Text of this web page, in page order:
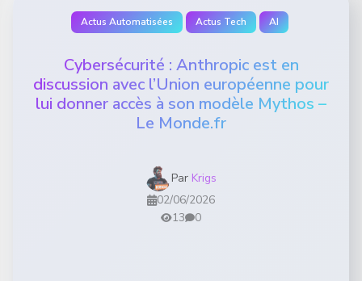
Actus Automatisées Actus Tech AI
Cybersécurité : Anthropic est en
discussion avec l’Union européenne pour
lui donner accès à son modèle Mythos –
Le Monde.fr
Par Krigs
02/06/2026
13
0